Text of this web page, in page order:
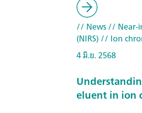
// News// Near-
(NIRS)// Ion
4 มิ.ย. 2568
eluent in ion